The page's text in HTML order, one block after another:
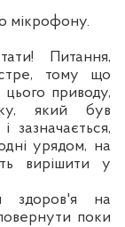
мікрофону.
Питання,
тому що
приводу,
який був
зазначається,
урядом, на
вирішити у
здоров'я на
поки